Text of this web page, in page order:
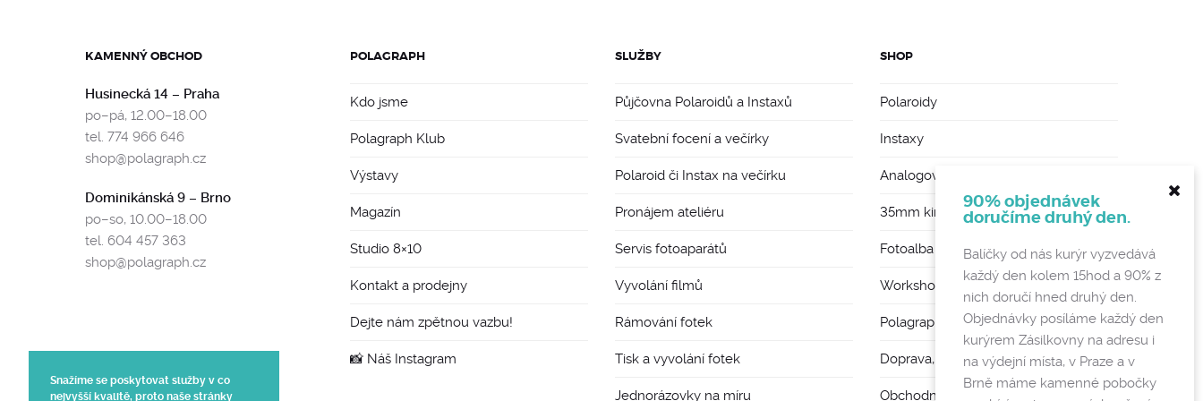
Snažíme se poskytovat služby v co
nejvyšší kvalitě, proto naše stránky
KAMENNÝ OBCHOD
Husinecká 14 – Praha
po–pá, 12.00–18.00
tel. 774 966 646
shop@polagraph.cz
Dominikánská 9 – Brno
po–so, 10.00–18.00
tel. 604 457 363
shop@polagraph.cz
POLAGRAPH
Kdo jsme
Polagraph Klub
Výstavy
Magazín
Studio 8×10
Kontakt a prodejny
Dejte nám zpětnou vazbu!
📸 Náš Instagram
SLUŽBY
Půjčovna Polaroidů a Instaxů
Svatební focení a večírky
Polaroid či Instax na večírku
Pronájem ateliéru
Servis fotoaparátů
Vyvolání filmů
Rámování fotek
Tisk a vyvolání fotek
Jednorázovky na míru
SHOP
Polaroidy
Instaxy
Analogové foťáky
35mm kinofilmy
Fotoalba a rámy
Workshopy
Polagraph Mates
Doprava, poštovné a vratky
Obchodní podmínky a GDPR
90% objednávek
doručíme druhý den.
Balíčky od nás kurýr vyzvedává
každý den kolem 15hod a 90% z
nich doručí hned druhý den.
Objednávky posíláme každý den
kurýrem Zásilkovny na adresu i
na výdejní místa, v Praze a v
Brně máme kamenné pobočky